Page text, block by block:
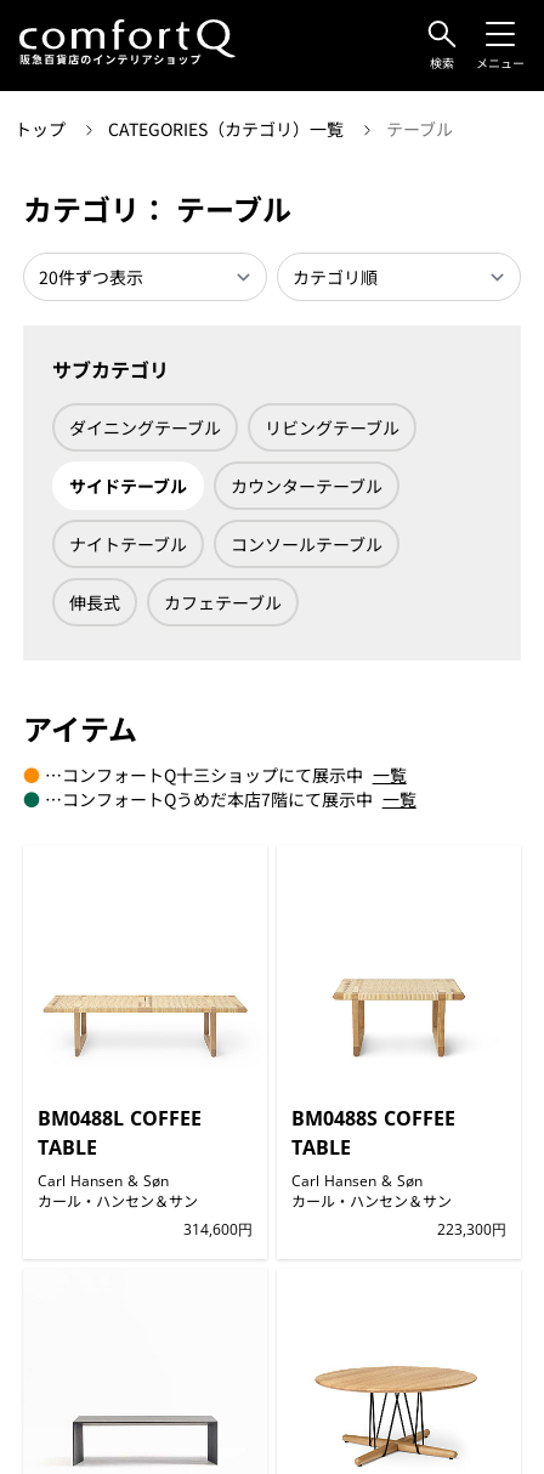
検索 メニュー
トップ CATEGORIES（カテゴリ）一覧 テーブル
カテゴリ： テーブル
サブカテゴリ
ダイニングテーブル リビングテーブル
サイドテーブル カウンターテーブル
ナイトテーブル コンソールテーブル
伸長式 カフェテーブル
アイテム
●…コンフォートQ十三ショップにて展示中 一覧
●…コンフォートQうめだ本店7階にて展示中 一覧
BM0488L COFFEE
TABLE
Carl Hansen & Søn
カール・ハンセン＆サン
314,600円
BM0488S COFFEE
TABLE
Carl Hansen & Søn
カール・ハンセン＆サン
223,300円